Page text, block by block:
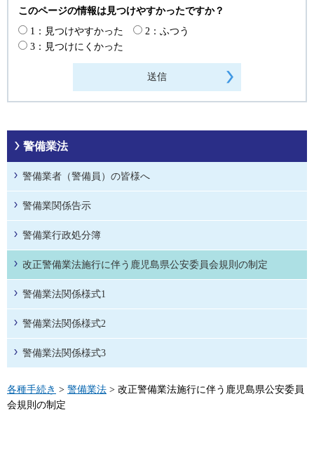
このページの情報は見つけやすかったですか？
1：見つけやすかった
2：ふつう
3：見つけにくかった
警備業法
警備業者（警備員）の皆様へ
警備業関係告示
警備業行政処分簿
改正警備業法施行に伴う鹿児島県公安委員会規則の制定
警備業法関係様式1
警備業法関係様式2
警備業法関係様式3
各種手続き > 警備業法 > 改正警備業法施行に伴う鹿児島県公安委員
会規則の制定